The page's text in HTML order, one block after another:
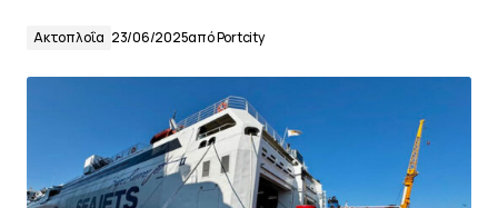
Ακτοπλοΐα 23/06/2025απόPortcity